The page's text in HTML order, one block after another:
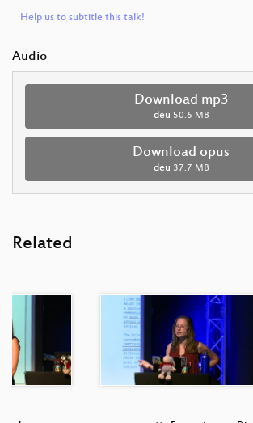
Help us to subtitle this talk!
Audio
Download mp3
deu 50.6 MB
Download opus
deu 37.7 MB
Related